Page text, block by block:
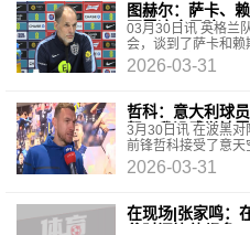
图赫尔：萨卡、
要冒这个风险
03月30日讯 英格兰
会，谈到了萨卡和
赫尔：“他们非常迫
2026-03-31
哲科：意大利球
贺，我没感觉被
3月30日讯 在波黑
前锋哲科接受了意
但也很少有人比你更
2026-03-31
在现场|张家鸣：